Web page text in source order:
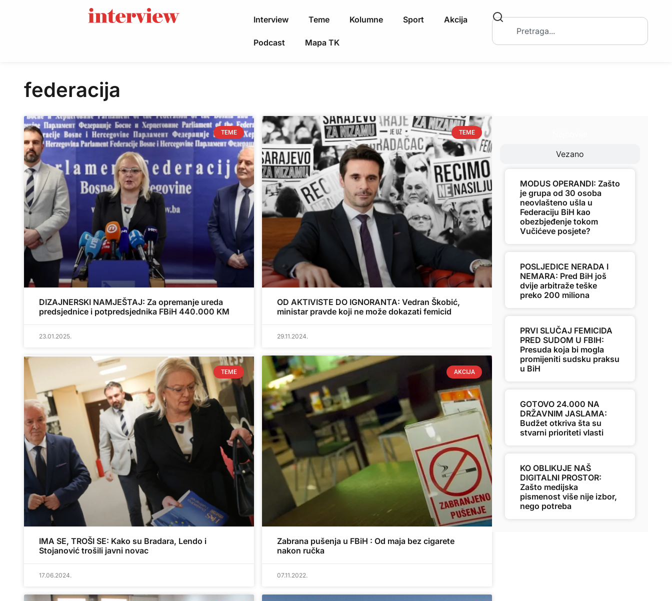
Interview Teme Kolumne Sport Akcija
Podcast Mapa TK
federacija
TEME
DIZAJNERSKI NAMJEŠTAJ: Za opremanje ureda
predsjednice i potpredsjednika FBiH 440.000 KM
23.01.2025.
TEME
OD AKTIVISTE DO IGNORANTA: Vedran Škobić,
ministar pravde koji ne može dokazati femicid
29.11.2024.
TEME
IMA SE, TROŠI SE: Kako su Bradara, Lendo i
Stojanović trošili javni novac
17.06.2024.
AKCIJA
Zabrana pušenja u FBiH : Od maja bez cigarete
nakon ručka
07.11.2022.
Vezano
MODUS OPERANDI: Zašto
je grupa od 30 osoba
neovlašteno ušla u
Federaciju BiH kao
obezbjeđenje tokom
Vučićeve posjete?
POSLJEDICE NERADA I
NEMARA: Pred BiH još
dvije arbitraže teške
preko 200 miliona
PRVI SLUČAJ FEMICIDA
PRED SUDOM U FBIH:
Presuda koja bi mogla
promijeniti sudsku praksu
u BiH
GOTOVO 24.000 NA
DRŽAVNIM JASLAMA:
Budžet otkriva šta su
stvarni prioriteti vlasti
KO OBLIKUJE NAŠ
DIGITALNI PROSTOR:
Zašto medijska
pismenost više nije izbor,
nego potreba